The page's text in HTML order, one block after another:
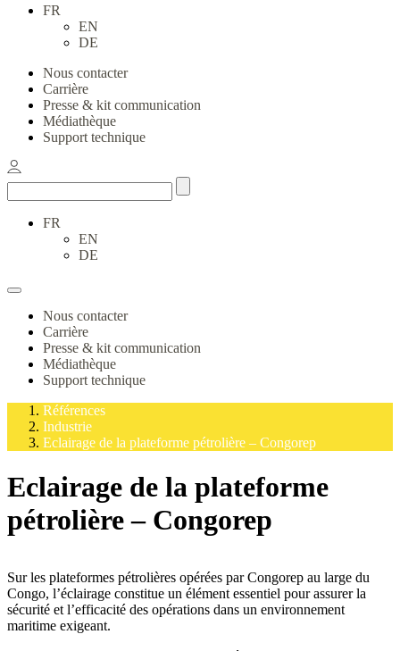
FR
EN
DE
Nous contacter
Carrière
Presse & kit communication
Médiathèque
Support technique
FR
EN
DE
Nous contacter
Carrière
Presse & kit communication
Médiathèque
Support technique
Références
Industrie
Eclairage de la plateforme pétrolière – Congorep
Eclairage de la plateforme
pétrolière – Congorep
Sur les plateformes pétrolières opérées par Congorep au large du
Congo, l’éclairage constitue un élément essentiel pour assurer la
sécurité et l’efficacité des opérations dans un environnement
maritime exigeant.